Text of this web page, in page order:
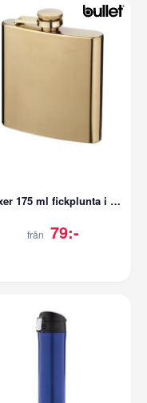
Elixer 175 ml fickplunta i guld
från 79:-